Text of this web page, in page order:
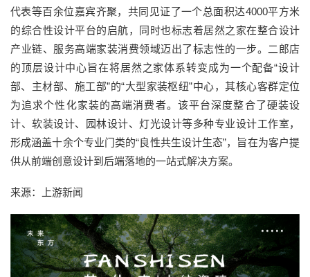
代表等百余位嘉宾齐聚，共同见证了一个总面积达4000平方米
的综合性设计平台的启航，同时也标志着居然之家在整合设计
产业链、服务高端家装消费领域迈出了标志性的一步。二郎店
的顶层设计中心旨在将居然之家体系转变成为一个配备“设计
部、主材部、施工部”的“大型家装枢纽”中心，其核心客群定位
为追求个性化家装的高端消费者。该平台深度整合了硬装设
计、软装设计、园林设计、灯光设计等多种专业设计工作室，
形成涵盖十余个专业门类的“良性共生设计生态”，旨在为客户提
供从前端创意设计到后端落地的一站式解决方案。
来源：上游新闻